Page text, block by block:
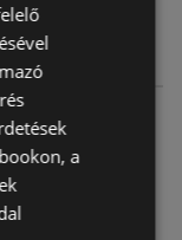
nem érvényes
2026.04.12
a